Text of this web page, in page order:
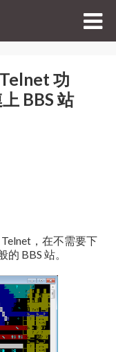
功
BBS 站
，在不需要下
BBS 站。